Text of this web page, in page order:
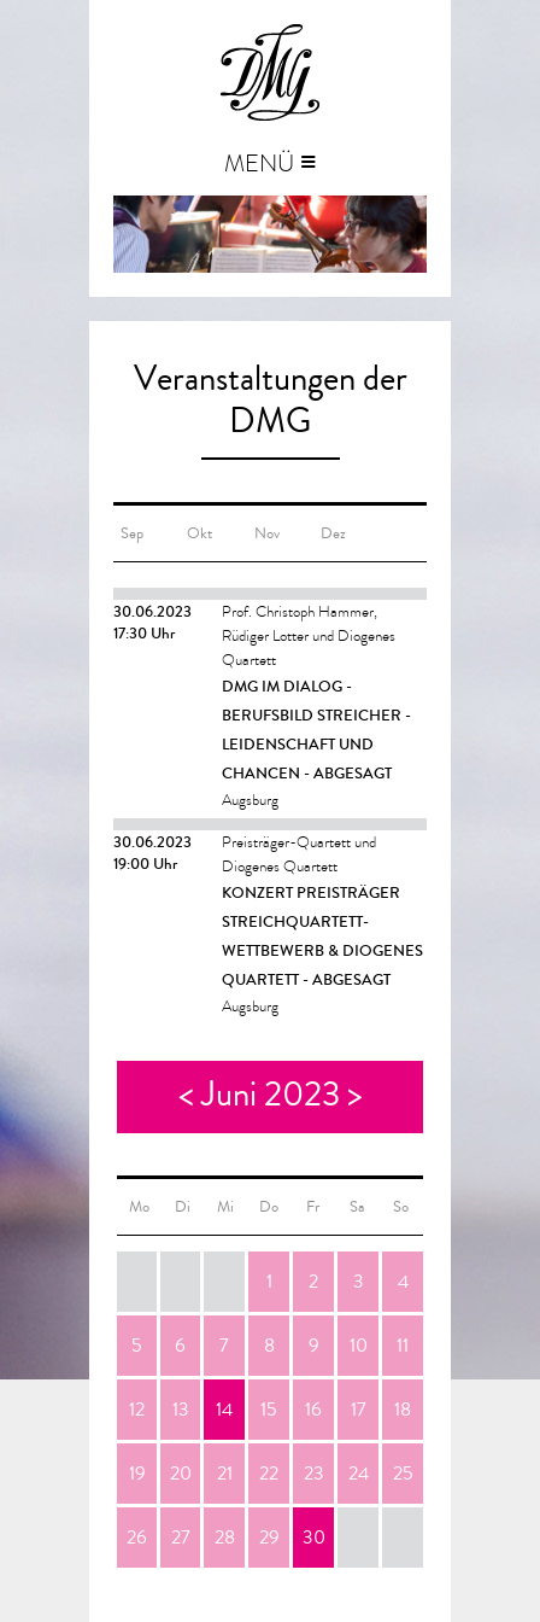
MENÜ ≡
Veranstaltungen der
DMG
Sep Okt Nov Dez
30.06.2023
17:30 Uhr
Prof. Christoph Hammer,
Rüdiger Lotter und Diogenes
Quartett
DMG IM DIALOG -
BERUFSBILD STREICHER -
LEIDENSCHAFT UND
CHANCEN - ABGESAGT
Augsburg
30.06.2023
19:00 Uhr
Preisträger-Quartett und
Diogenes Quartett
KONZERT PREISTRÄGER
STREICHQUARTETT-
WETTBEWERB & DIOGENES
QUARTETT - ABGESAGT
Augsburg
<Juni 2023>
Mo Di Mi Do Fr Sa So
1 2 3 4
5 6 7 8 9 10 11
12 13 14 15 16 17 18
19 20 21 22 23 24 25
26 27 28 29 30